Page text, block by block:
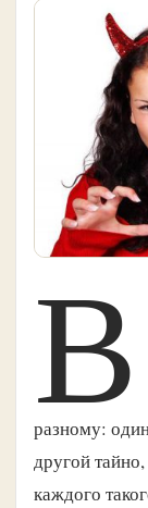
В
разному:
другой
каждого